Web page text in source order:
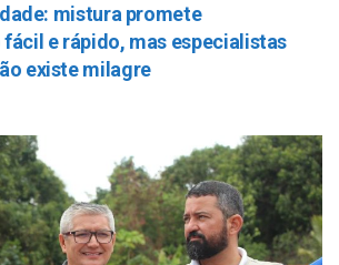
mistura promete
e rápido, mas especialistas
existe milagre